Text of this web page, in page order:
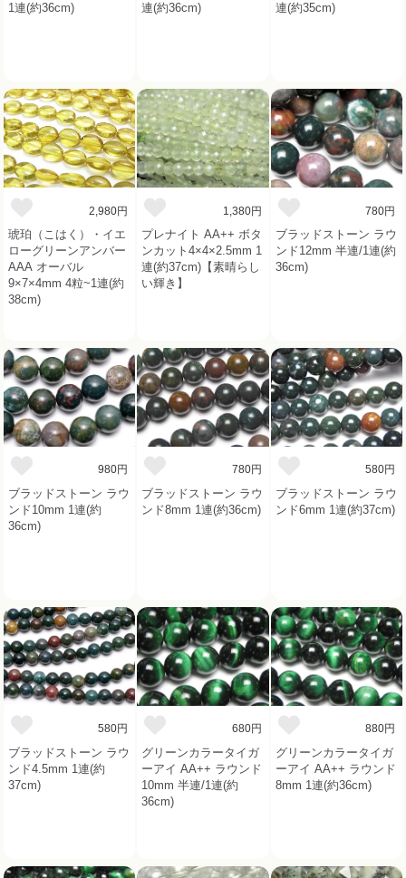
1連(約36cm)
連(約36cm)
連(約35cm)
2,980円
琥珀（こはく）・イエ
ローグリーンアンバー
AAA オーバル
9×7×4mm 4粒~1連(約
38cm)
1,380円
プレナイト AA++ ボタ
ンカット4×4×2.5mm 1
連(約37cm)【素晴らし
い輝き】
780円
ブラッドストーン ラウ
ンド12mm 半連/1連(約
36cm)
980円
ブラッドストーン ラウ
ンド10mm 1連(約
36cm)
780円
ブラッドストーン ラウ
ンド8mm 1連(約36cm)
580円
ブラッドストーン ラウ
ンド6mm 1連(約37cm)
580円
ブラッドストーン ラウ
ンド4.5mm 1連(約
37cm)
680円
グリーンカラータイガ
ーアイ AA++ ラウンド
10mm 半連/1連(約
36cm)
880円
グリーンカラータイガ
ーアイ AA++ ラウンド
8mm 1連(約36cm)